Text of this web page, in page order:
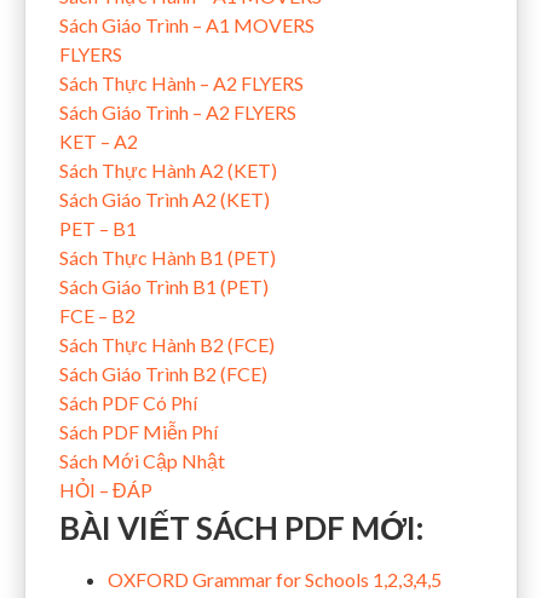
Sách Giáo Trình – A1 MOVERS
FLYERS
Sách Thực Hành – A2 FLYERS
Sách Giáo Trình – A2 FLYERS
KET – A2
Sách Thực Hành A2 (KET)
Sách Giáo Trình A2 (KET)
PET – B1
Sách Thực Hành B1 (PET)
Sách Giáo Trình B1 (PET)
FCE – B2
Sách Thực Hành B2 (FCE)
Sách Giáo Trình B2 (FCE)
Sách PDF Có Phí
Sách PDF Miễn Phí
Sách Mới Cập Nhật
HỎI – ĐÁP
BÀI VIẾT SÁCH PDF MỚI:
OXFORD Grammar for Schools 1,2,3,4,5